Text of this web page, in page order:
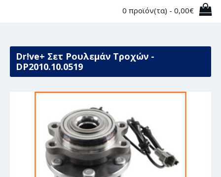
0 προϊόν(τα) - 0,00€
Dr!ve+ Σετ Ρουλεμάν Τροχών -
DP2010.10.0519